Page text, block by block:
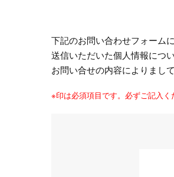
下記のお問い合わせフォーム
送信いただいた個人情報につ
お問い合せの内容によりまし
※印は必須項目です。必ずご記入く